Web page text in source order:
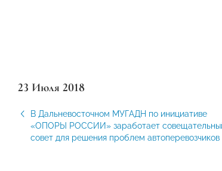
23 Июля 2018
В Дальневосточном МУГАДН по инициативе
«ОПОРЫ РОССИИ» заработает
совет для решения проблем автоперевозчиков